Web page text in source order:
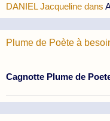
DANIEL Jacqueline dans
Plume de Poète à
Cagnotte Plume de